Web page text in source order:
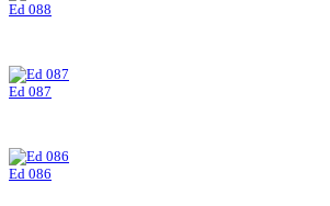
Ed 088
Ed 087
Ed 086